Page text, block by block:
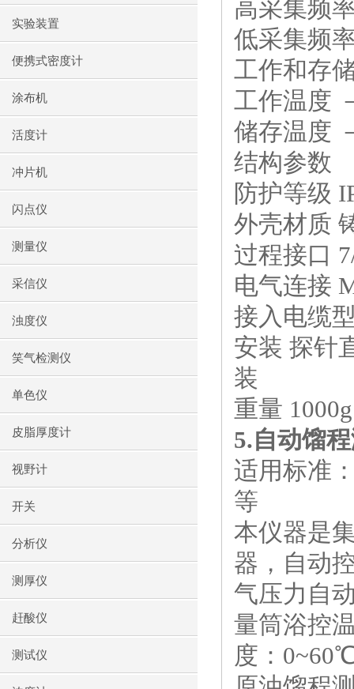
实验装置
便携式密度计
涂布机
活度计
冲片机
闪点仪
测量仪
采信仪
浊度仪
笑气检测仪
单色仪
皮脂厚度计
视野计
开关
分析仪
测厚仪
赶酸仪
测试仪
高采集频
低采集频
工作和存
工作温度
储存温度
结构参数
防护等级
外壳材质
过程接口
电气连接
接入电缆
安装 探针
装
重量 1000g
5.自动馏
适用标准
等
本仪器是
器，自动
气压力自
量筒浴控
度： 0~60℃